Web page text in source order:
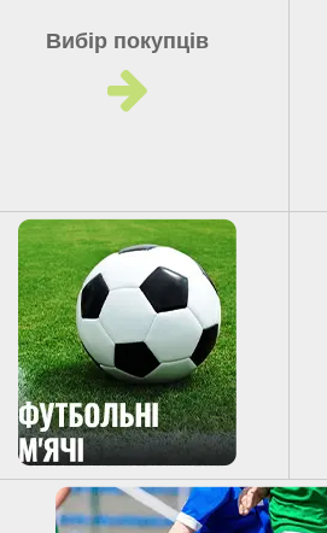
Вибір покупців